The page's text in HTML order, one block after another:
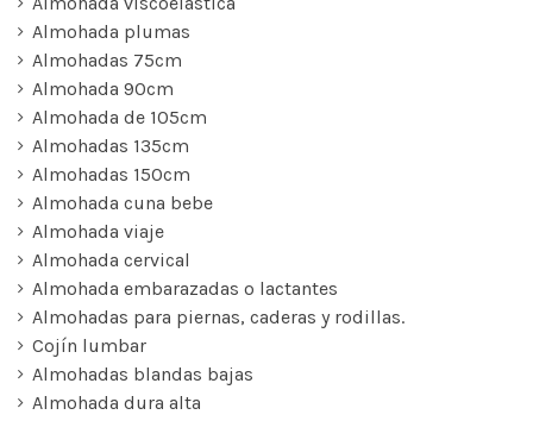
Almohada plumas
Almohadas 75cm
Almohada 90cm
Almohada de 105cm
Almohadas 135cm
Almohadas 150cm
Almohada cuna bebe
Almohada viaje
Almohada cervical
Almohada embarazadas o lactantes
Almohadas para piernas, caderas y rodillas.
Cojín lumbar
Almohadas blandas bajas
Almohada dura alta